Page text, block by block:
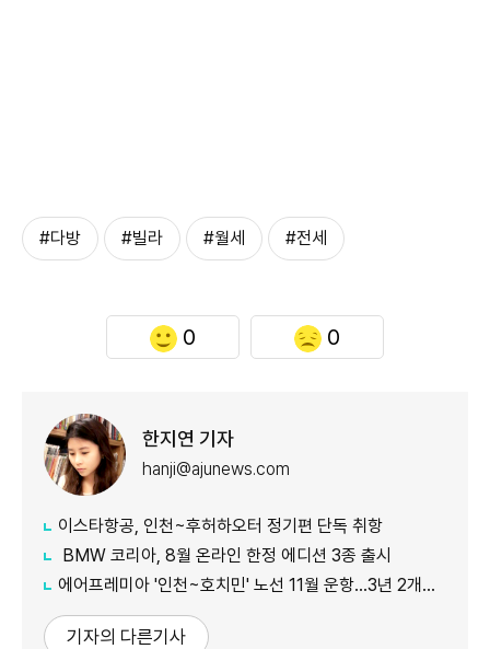
#다방 #빌라 #월세 #전세
0 0
한지연 기자
hanji@ajunews.com
이스타항공, 인천~후허하오터 정기편 단독 취항
BMW 코리아, 8월 온라인 한정 에디션 3종 출시
에어프레미아 '인천~호치민' 노선 11월 운항…3년 2개월 만 재개
기자의 다른기사